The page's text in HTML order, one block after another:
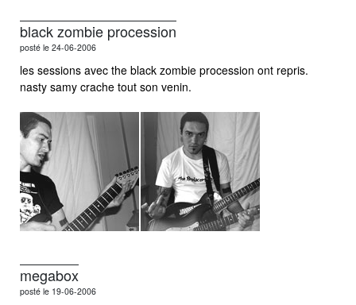
black zombie procession
posté le 24-06-2006
les sessions avec the black zombie procession ont repris.
nasty samy crache tout son venin.
megabox
posté le 19-06-2006